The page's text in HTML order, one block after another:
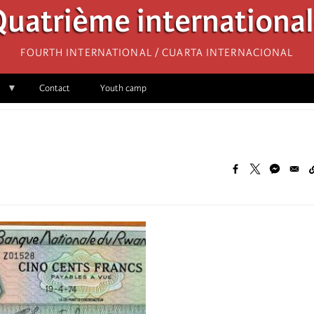
Fourth International / Cuarta Internacional
Contact Youth camp